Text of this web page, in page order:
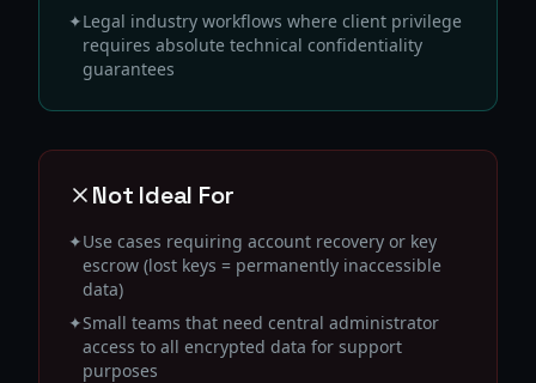
✦Legal industry workflows where client privilege
requires absolute technical confidentiality
guarantees
Not Ideal For
✦Use cases requiring account recovery or key
escrow (lost keys = permanently inaccessible
data)
✦Small teams that need central administrator
access to all encrypted data for support
purposes